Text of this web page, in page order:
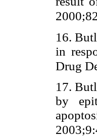
16.
in
Drug
17.
by